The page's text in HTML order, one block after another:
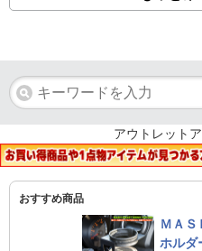
アウトレット
おすすめ商品
ＭＡ
ホル